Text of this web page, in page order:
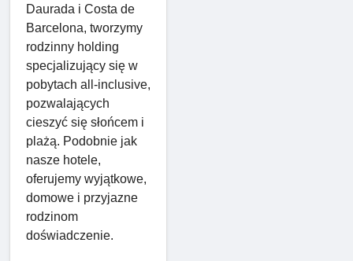
Daurada i Costa de
Barcelona, ​​tworzymy
rodzinny holding
specjalizujący się w
pobytach all-inclusive,
pozwalających
cieszyć się słońcem i
plażą. Podobnie jak
nasze hotele,
oferujemy wyjątkowe,
domowe i przyjazne
rodzinom
doświadczenie.